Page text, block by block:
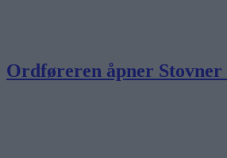
Ordføreren åpner Stovner